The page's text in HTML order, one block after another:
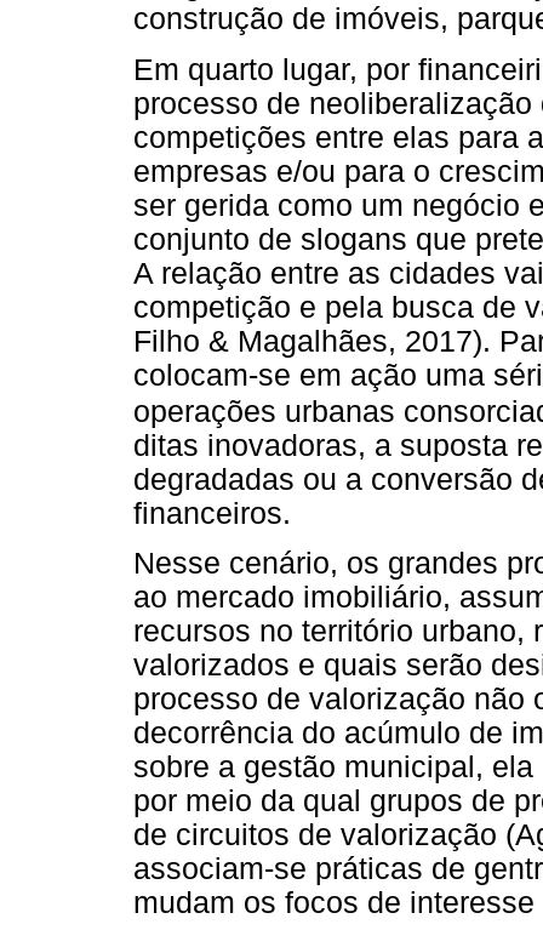
construção de imóveis,
Em quarto lugar, por
processo de
competições entre elas para
empresas e/ou para o
ser gerida como um negócio
conjunto de slogans que
A relação entre as cidades
competição e pela busca de
Filho & Magalhães, 2017).
colocam-se em ação uma
operações urbanas
ditas inovadoras, a suposta
degradadas ou a conversão
financeiros.
Nesse cenário, os grandes
ao mercado imobiliário,
recursos no território urbano,
valorizados e quais serão
processo de valorização não
decorrência do acúmulo de
sobre a gestão municipal,
por meio da qual grupos de
de circuitos de valorização
associam-se práticas de
mudam os focos de